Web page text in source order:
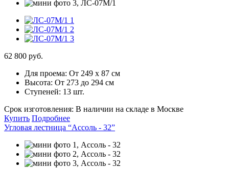
62 800 руб.
Для проема: От 249 х 87 см
Высота: От 273 до 294 см
Ступеней: 13 шт.
Срок изготовления: В наличии на складе в Москве
Купить Подробнее
Угловая лестница “Ассоль - 32”